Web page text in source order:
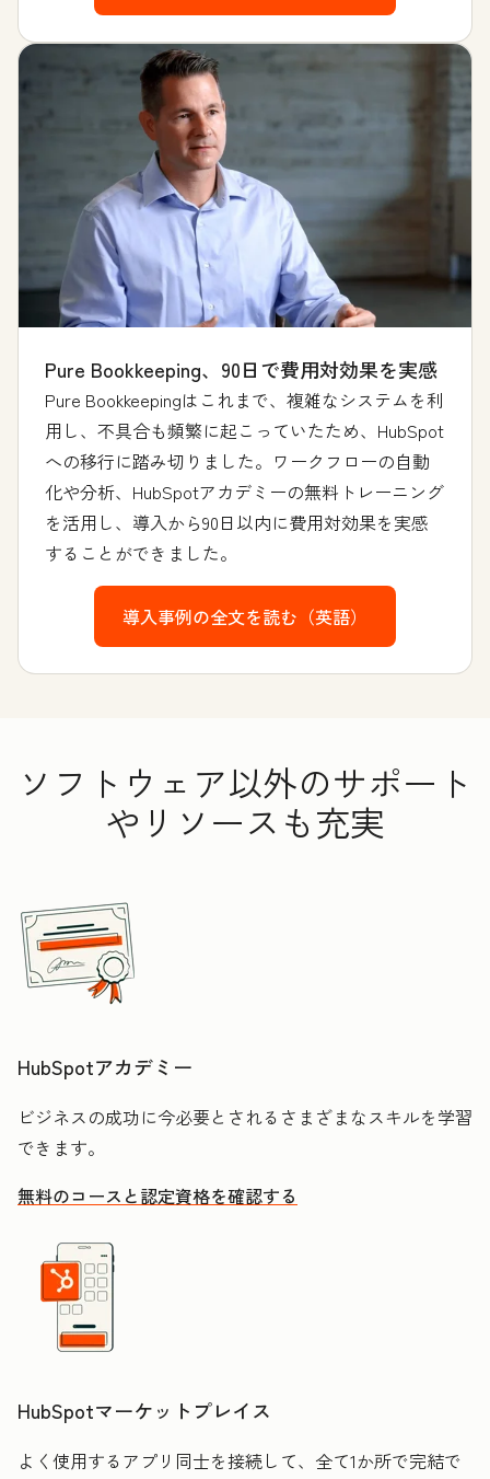
Pure Bookkeeping、90日で費用対効果を実感
Pure Bookkeepingはこれまで、複雑なシステムを利
用し、不具合も頻繁に起こっていたため、HubSpot
への移行に踏み切りました。ワークフローの自動
化や分析、HubSpotアカデミーの無料トレーニング
を活用し、導入から90日以内に費用対効果を実感
することができました。
導入事例の全文を読む（英語）
ソフトウェア以外のサポート
やリソースも充実
HubSpotアカデミー
ビジネスの成功に今必要とされるさまざまなスキルを学習
できます。
無料のコースと認定資格を確認する
HubSpotマーケットプレイス
よく使用するアプリ同士を接続して、全て1か所で完結で